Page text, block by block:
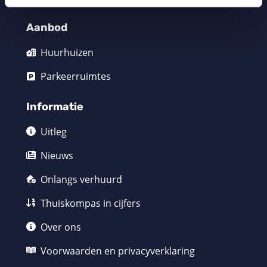
Aanbod
Huurhuizen
Parkeerruimtes
Informatie
Uitleg
Nieuws
Onlangs verhuurd
Thuiskompas in cijfers
Over ons
Voorwaarden en privacyverklaring